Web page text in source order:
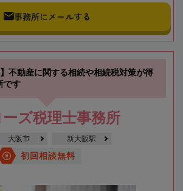
事務所にメールする
】不動産に関する相続や相続税対策が得
です
ズ税理士事務所
大阪市 新大阪駅
初回相談無料